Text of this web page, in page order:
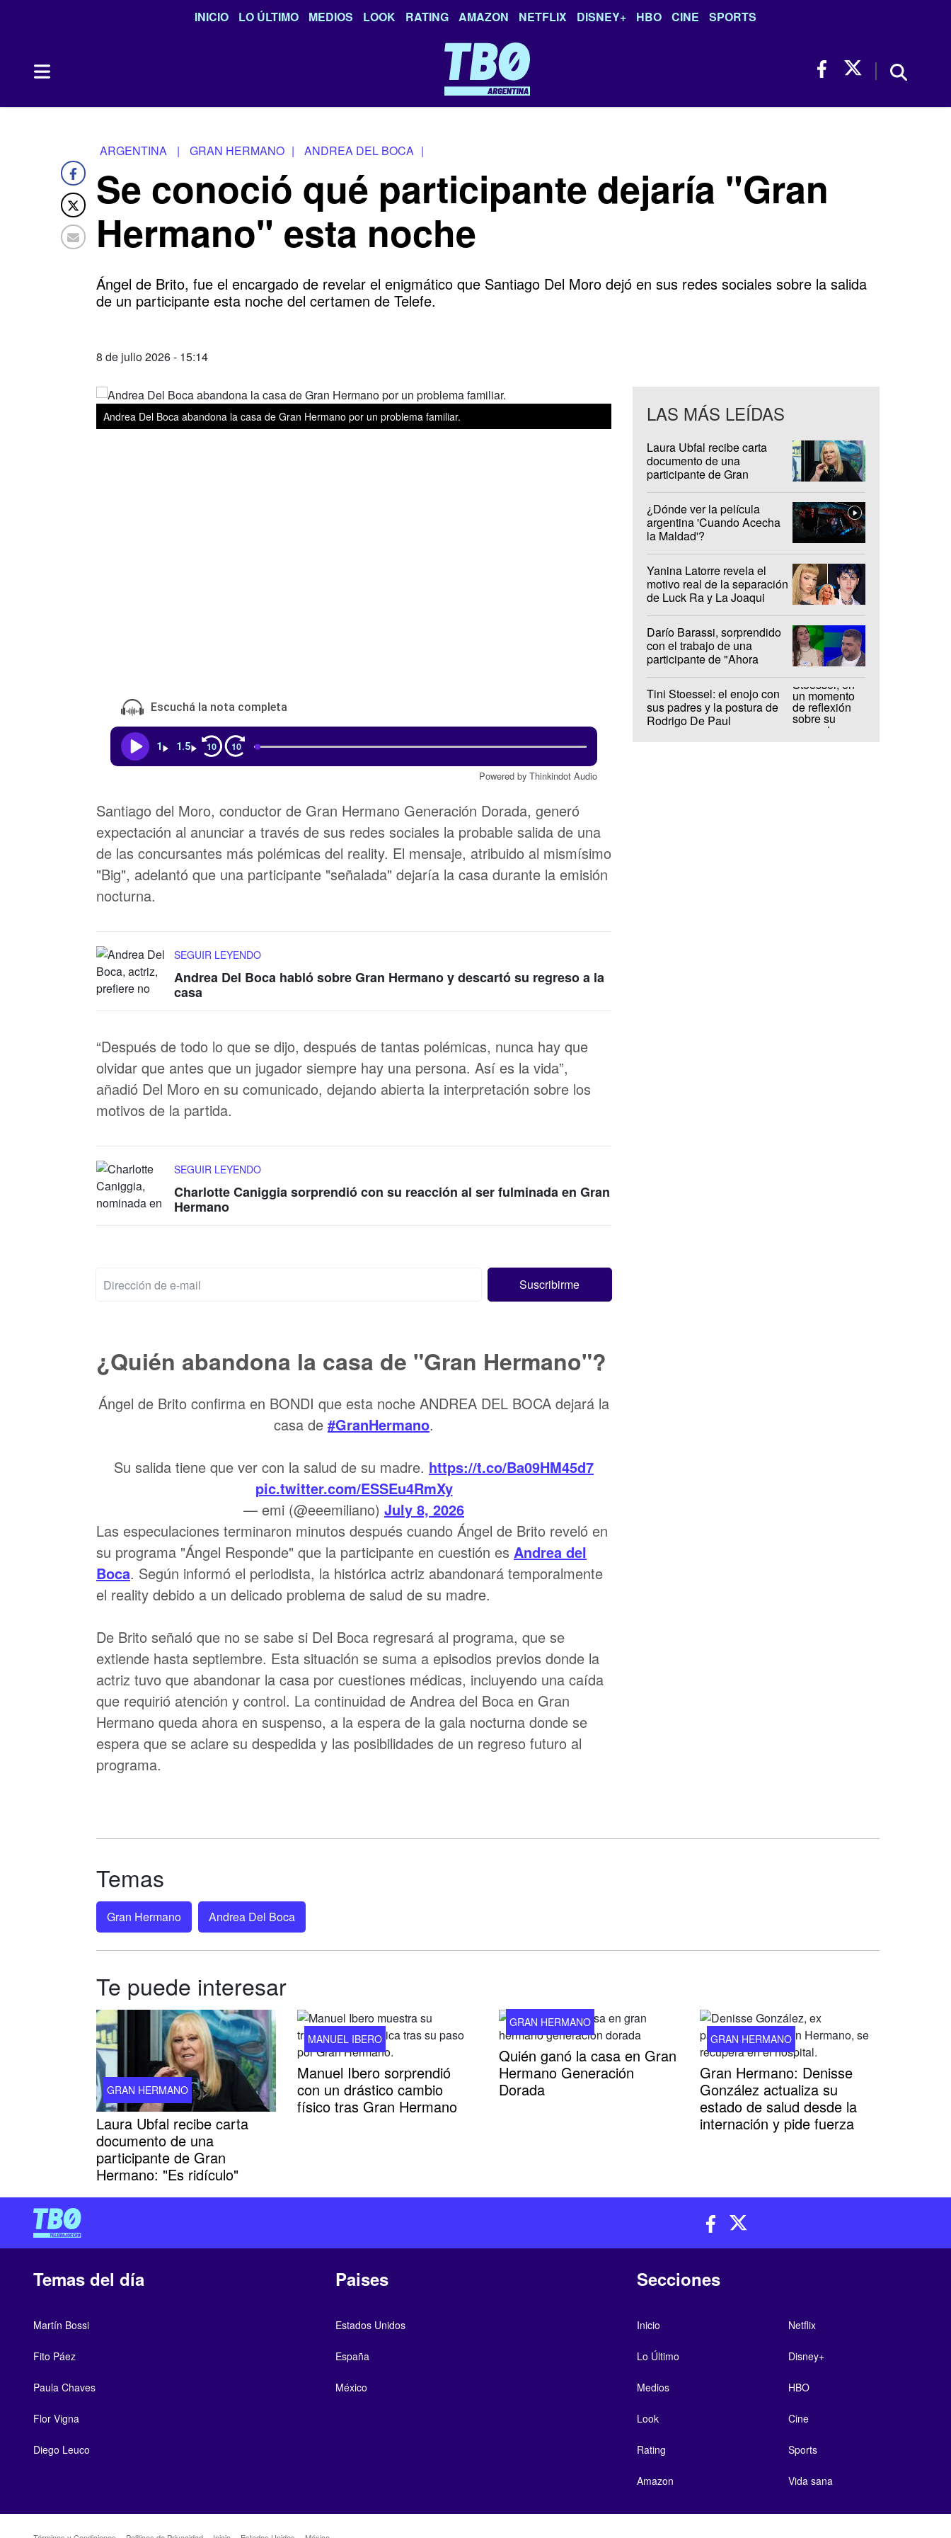
INICIO LO ÚLTIMO MEDIOS LOOK RATING AMAZON NETFLIX DISNEY+ HBO CINE SPORTS
ARGENTINA | GRAN HERMANO | ANDREA DEL BOCA |
Se conoció qué participante dejaría "Gran
Hermano" esta noche
Ángel de Brito, fue el encargado de revelar el enigmático que Santiago Del Moro dejó en sus redes sociales sobre la salida
de un participante esta noche del certamen de Telefe.
8 de julio 2026 - 15:14
Andrea Del Boca abandona la casa de Gran Hermano por un problema familiar.
Escuchá la nota completa
1 1.5 10 10
Powered by Thinkindot Audio
Santiago del Moro, conductor de Gran Hermano Generación Dorada, generó
expectación al anunciar a través de sus redes sociales la probable salida de una
de las concursantes más polémicas del reality. El mensaje, atribuido al mismísimo
"Big", adelantó que una participante "señalada" dejaría la casa durante la emisión
nocturna.
SEGUIR LEYENDO
Andrea Del Boca habló sobre Gran Hermano y descartó su regreso a la
casa
“Después de todo lo que se dijo, después de tantas polémicas, nunca hay que
olvidar que antes que un jugador siempre hay una persona. Así es la vida”,
añadió Del Moro en su comunicado, dejando abierta la interpretación sobre los
motivos de la partida.
SEGUIR LEYENDO
Charlotte Caniggia sorprendió con su reacción al ser fulminada en Gran
Hermano
¿Quién abandona la casa de "Gran Hermano"?
Ángel de Brito confirma en BONDI que esta noche ANDREA DEL BOCA dejará la
casa de #GranHermano.
Su salida tiene que ver con la salud de su madre. https://t.co/Ba09HM45d7
pic.twitter.com/ESSEu4RmXy
— emi (@eeemiliano) July 8, 2026
Las especulaciones terminaron minutos después cuando Ángel de Brito reveló en
su programa "Ángel Responde" que la participante en cuestión es Andrea del
Boca. Según informó el periodista, la histórica actriz abandonará temporalmente
el reality debido a un delicado problema de salud de su madre.
De Brito señaló que no se sabe si Del Boca regresará al programa, que se
extiende hasta septiembre. Esta situación se suma a episodios previos donde la
actriz tuvo que abandonar la casa por cuestiones médicas, incluyendo una caída
que requirió atención y control. La continuidad de Andrea del Boca en Gran
Hermano queda ahora en suspenso, a la espera de la gala nocturna donde se
espera que se aclare su despedida y las posibilidades de un regreso futuro al
programa.
LAS MÁS LEÍDAS
Laura Ubfal recibe carta
documento de una
participante de Gran
¿Dónde ver la película
argentina 'Cuando Acecha
la Maldad'?
Yanina Latorre revela el
motivo real de la separación
de Luck Ra y La Joaqui
Darío Barassi, sorprendido
con el trabajo de una
participante de "Ahora
Tini Stoessel: el enojo con
sus padres y la postura de
Rodrigo De Paul
Temas
Gran Hermano Andrea Del Boca
Te puede interesar
GRAN HERMANO
Laura Ubfal recibe carta
documento de una
participante de Gran
Hermano: "Es ridículo"
MANUEL IBERO
Manuel Ibero sorprendió
con un drástico cambio
físico tras Gran Hermano
GRAN HERMANO
Quién ganó la casa en Gran
Hermano Generación
Dorada
GRAN HERMANO
Gran Hermano: Denisse
González actualiza su
estado de salud desde la
internación y pide fuerza
Temas del día
Martín Bossi
Fito Páez
Paula Chaves
Flor Vigna
Diego Leuco
Paises
Estados Unidos
España
México
Secciones
Inicio
Lo Último
Medios
Look
Rating
Amazon
Netflix
Disney+
HBO
Cine
Sports
Vida sana